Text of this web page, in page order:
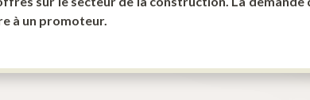
à un promoteur.